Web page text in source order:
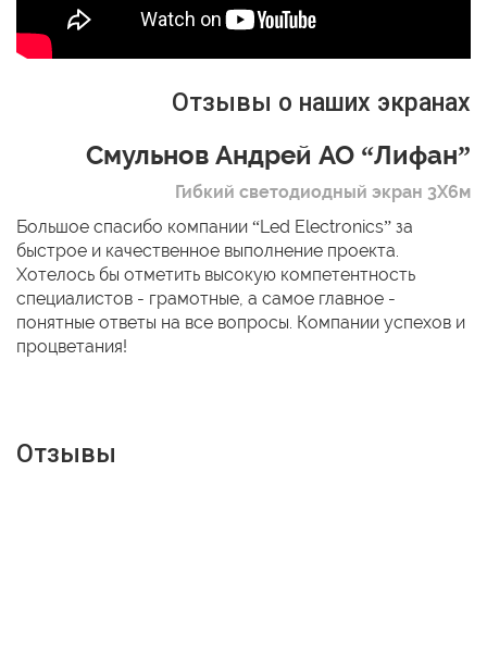
Отзывы о наших экранах
Смульнов Андрей АО “Лифан”
Гибкий светодиодный экран 3Х6м
Большое спасибо компании “Led Electronics” за
быстрое и качественное выполнение проекта.
Хотелось бы отметить высокую компетентность
специалистов - грамотные, а самое главное -
понятные ответы на все вопросы. Компании успехов и
процветания!
Отзывы